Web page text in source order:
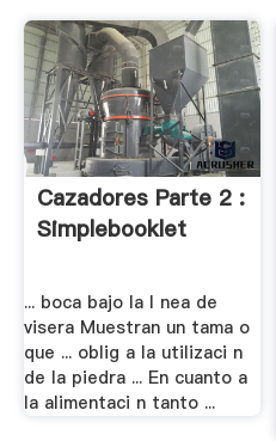
Cazadores Parte 2 :
Simplebooklet
... boca bajo la l nea de
visera Muestran un tama o
que ... oblig a la utilizaci n
de la piedra ... En cuanto a
la alimentaci n tanto ...